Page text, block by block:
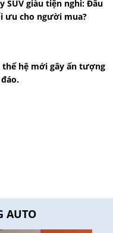
SUV giàu tiện nghi: Đâu
ưu cho người mua?
thế hệ mới gây ấn tượng
AUTO